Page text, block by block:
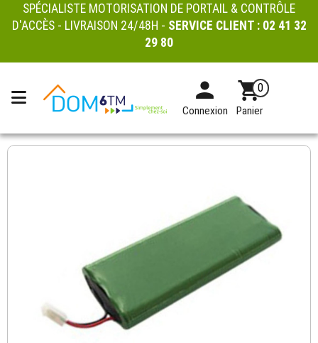
SPÉCIALISTE MOTORISATION DE PORTAIL & CONTRÔLE
D'ACCÈS - LIVRAISON 24/48H - SERVICE CLIENT : 02 41 32
29 80
Connexion
0
Panier